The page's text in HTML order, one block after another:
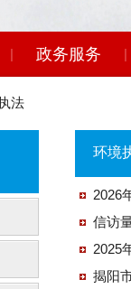
| 政务服务 |
规
法
环境
2026
信访
2025
揭阳